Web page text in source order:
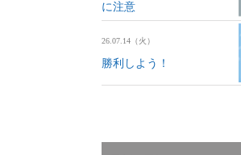
に注意
26.07.14（火）
勝利しよう！